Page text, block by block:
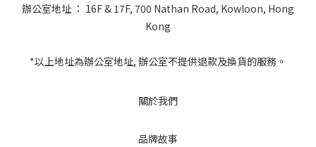
辦公室地址 ： 16F & 17F, 700 Nathan Road, Kowloon, Hong
Kong
*以上地址為辦公室地址, 辦公室不提供退款及換貨的服務。
關於我們
品牌故事